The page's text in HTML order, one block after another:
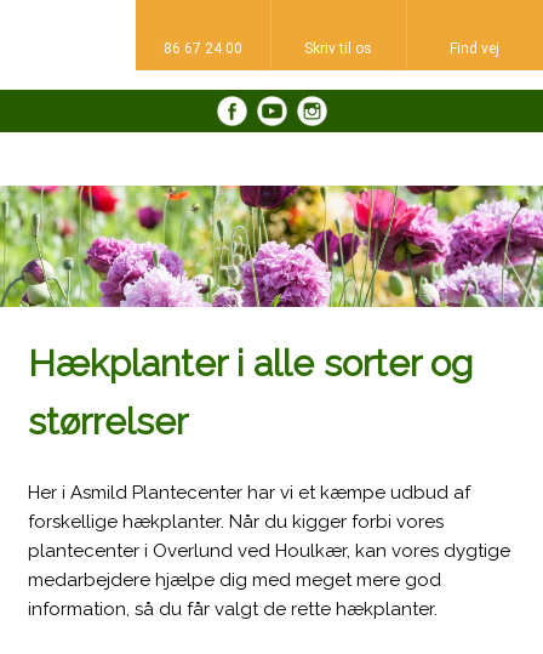
86 67 24 00 Skriv til os​ Find vej​
​
Hækplanter i alle sorter og
størrelser
Her i Asmild Plantecenter har vi et kæmpe udbud af
forskellige hækplanter. Når du kigger forbi vores
plantecenter i Overlund ved Houlkær, kan vores dygtige
medarbejdere hjælpe dig med meget mere god
information, så du får valgt de rette hækplanter.